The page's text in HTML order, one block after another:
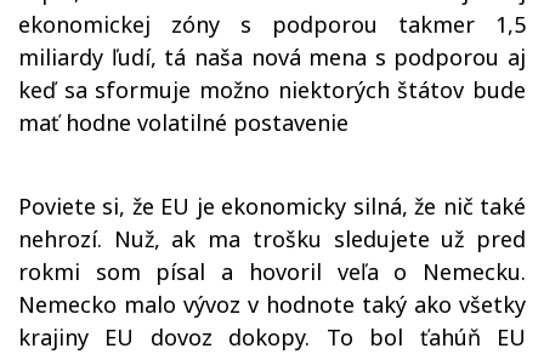
ekonomickej zóny s podporou takmer 1,5
miliardy ľudí, tá naša nová mena s podporou aj
keď sa sformuje možno niektorých štátov bude
mať hodne volatilné postavenie
Poviete si, že EU je ekonomicky silná, že nič také
nehrozí. Nuž, ak ma trošku sledujete už pred
rokmi som písal a hovoril veľa o Nemecku.
Nemecko malo vývoz v hodnote taký ako všetky
krajiny EU dovoz dokopy. To bol ťahúň EU